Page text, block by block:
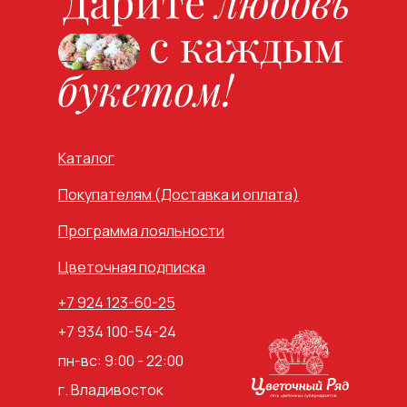
Каталог
Покупателям (Доставка и оплата)
Программа лояльности
Цветочная подписка
+7 924 123-60-25
+7 934 100-54-24
пн-вс: 9:00 - 22:00
г. Владивосток